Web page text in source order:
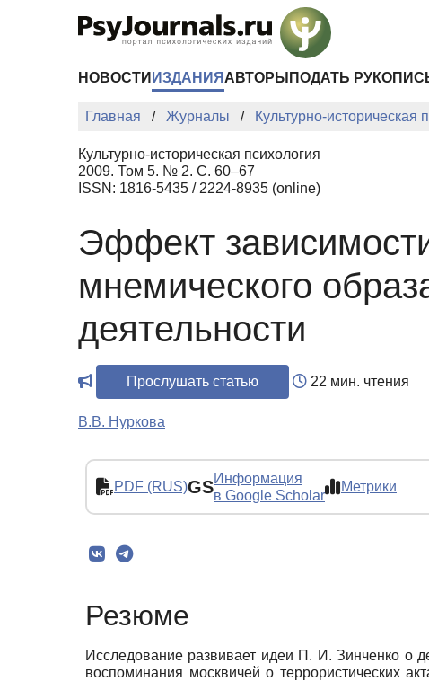
НОВОСТИ ИЗДАНИЯ АВТОРЫ ПОДАТЬ
Главная Журналы Культурно-историческая
Культурно-историческая психология
2009. Том 5. № 2. С. 60–67
ISSN: 1816-5435 / 2224-8935 (online)
Эффект
мнемического
деятельности
Прослушать статью 22 мин. чтения
В.В. Нуркова
PDF (RUS)GSИнформация
в Google Scholar
Метрики
Резюме
Исследование развивает идеи П. И. Зинченко о
воспоминания москвичей о террористических